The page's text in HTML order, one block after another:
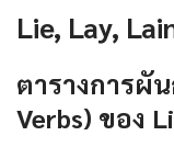
Lie, Lay,
ตารางการผั
Verbs) ของ